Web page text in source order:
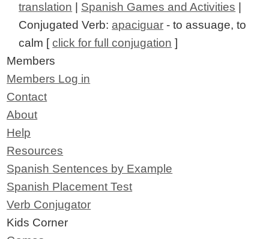
translation
Spanish Games and Activities
Conjugated Verb: apaciguar - to assuage, to
calm [click for full conjugation ]
Members
Members Log in
Contact
About
Help
Resources
Spanish Sentences by Example
Spanish Placement Test
Verb Conjugator
Kids Corner